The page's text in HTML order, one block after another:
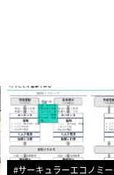
#サーキュラーエコノミー